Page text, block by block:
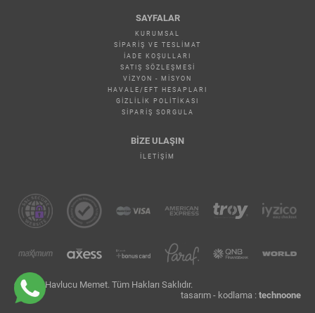
SAYFALAR
KURUMSAL
SIPARIŞ VE TESLIMAT
İADE KOŞULLARI
SATIŞ SÖZLEŞMESI
VIZYON - MISYON
HAVALE/EFT HESAPLARI
GIZLILIK POLITIKASI
SIPARIŞ SORGULA
BİZE ULAŞIN
İLETIŞIM
© 2026 Havlucu Memet. Tüm Hakları Saklıdır.
tasarım - kodlama : technoone